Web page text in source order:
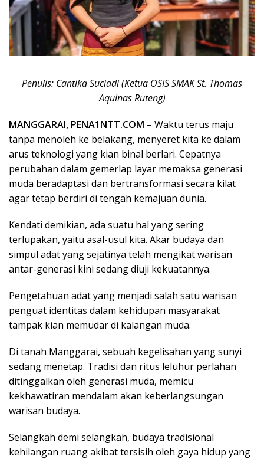
Penulis: Cantika Suciadi (Ketua OSIS SMAK St. Thomas
Aquinas Ruteng)
MANGGARAI, PENA1NTT.COM – Waktu terus maju
tanpa menoleh ke belakang, menyeret kita ke dalam
arus teknologi yang kian binal berlari. Cepatnya
perubahan dalam gemerlap layar memaksa generasi
muda beradaptasi dan bertransformasi secara kilat
agar tetap berdiri di tengah kemajuan dunia.
Kendati demikian, ada suatu hal yang sering
terlupakan, yaitu asal-usul kita. Akar budaya dan
simpul adat yang sejatinya telah mengikat warisan
antar-generasi kini sedang diuji kekuatannya.
Pengetahuan adat yang menjadi salah satu warisan
penguat identitas dalam kehidupan masyarakat
tampak kian memudar di kalangan muda.
Di tanah Manggarai, sebuah kegelisahan yang sunyi
sedang menetap. Tradisi dan ritus leluhur perlahan
ditinggalkan oleh generasi muda, memicu
kekhawatiran mendalam akan keberlangsungan
warisan budaya.
Selangkah demi selangkah, budaya tradisional
kehilangan ruang akibat tersisih oleh gaya hidup yang